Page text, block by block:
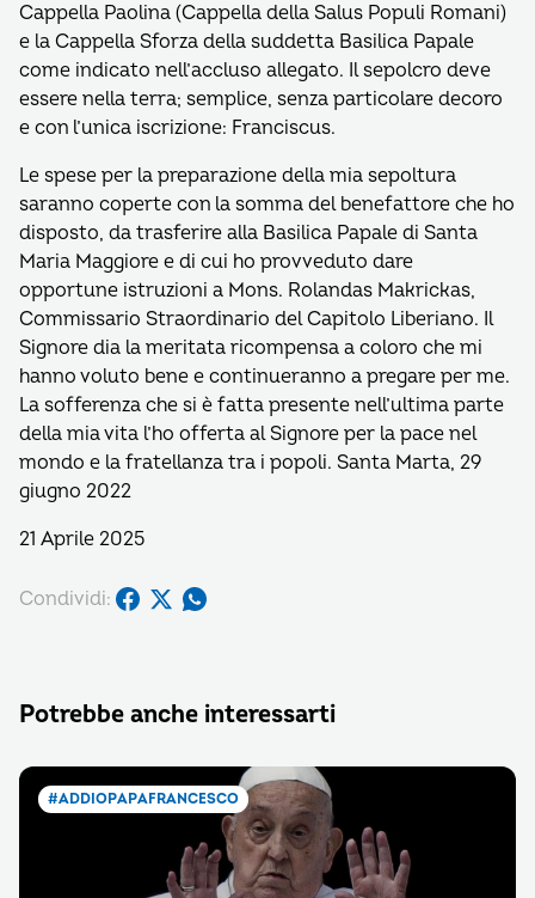
Cappella Paolina (Cappella della Salus Populi Romani)
e la Cappella Sforza della suddetta Basilica Papale
come indicato nell’accluso allegato. Il sepolcro deve
essere nella terra; semplice, senza particolare decoro
e con l’unica iscrizione: Franciscus.
Le spese per la preparazione della mia sepoltura
saranno coperte con la somma del benefattore che ho
disposto, da trasferire alla Basilica Papale di Santa
Maria Maggiore e di cui ho provveduto dare
opportune istruzioni a Mons. Rolandas Makrickas,
Commissario Straordinario del Capitolo Liberiano. Il
Signore dia la meritata ricompensa a coloro che mi
hanno voluto bene e continueranno a pregare per me.
La sofferenza che si è fatta presente nell’ultima parte
della mia vita l’ho offerta al Signore per la pace nel
mondo e la fratellanza tra i popoli. Santa Marta, 29
giugno 2022
21 Aprile 2025
Condividi:
Potrebbe anche interessarti
#ADDIOPAPAFRANCESCO